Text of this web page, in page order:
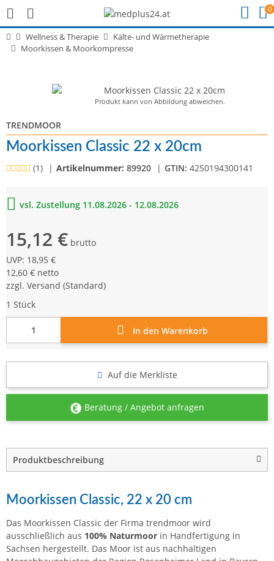
0
Wellness & Therapie
Kälte- und Wärmetherapie
Moorkissen & Moorkompresse
Produkt kann von Abbildung abweichen.
TRENDMOOR
Moorkissen Classic 22 x 20cm
(1) Artikelnummer: 89920 GTIN: 4250194300141
vsl. Zustellung 11.08.2026 - 12.08.2026
15,12 € brutto
UVP: 18,95 €
12,60 € netto
zzgl. Versand (Standard)
1 Stück
In den Warenkorb
Auf die Merkliste
Beratung / Angebot anfragen
Produktbeschreibung
Moorkissen Classic, 22 x 20 cm
Das Moorkissen Classic der Firma trendmoor wird
ausschließlich aus 100% Naturmoor in Handfertigung in
Sachsen hergestellt. Das Moor ist aus nachhaltigen